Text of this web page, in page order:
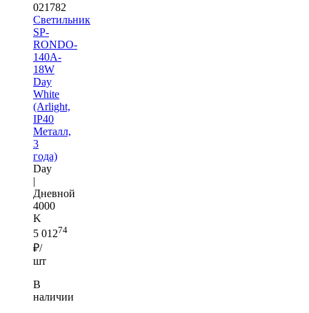
021782
Светильник
SP-
RONDO-
140A-
18W
Day
White
(Arlight,
IP40
Металл,
3
года)
Day
|
Дневной
4000
K
5 01274
₽/
шт
В
наличии